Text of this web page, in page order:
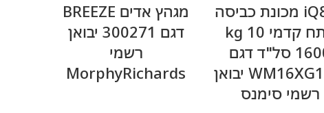
iQ800 מכונת כביסה
פתח קדמי 10 kg
1600 סל"ד דגם
WM16XG10IL יבואן
רשמי סימנס
מגהץ אדים BREEZE
דגם 300271 יבואן
רשמי
MorphyRichards